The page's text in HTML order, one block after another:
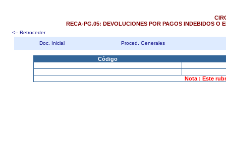
RECA-PG.05: DEVOLUCIONES POR PAGOS INDEBIDOS O
<-- Retroceder
Doc. Inicial
Proced. Generales
Código
Nota : Este